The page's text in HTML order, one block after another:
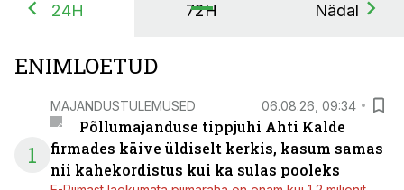
24H 72H Nädal
ENIMLOETUD
1
MAJANDUSTULEMUSED 06.08.26, 09:34
Põllumajanduse tippjuhi Ahti Kalde
firmades käive üldiselt kerkis, kasum samas
nii kahekordistus kui ka sulas pooleks